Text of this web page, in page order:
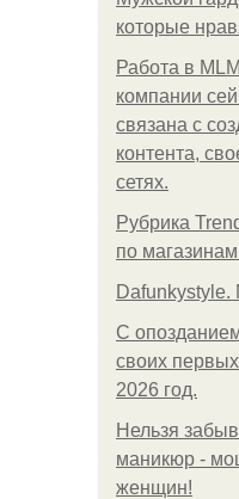
которые
Работа в
компании
связана с
контента,
сетях.
Рубрика
по
Dafunkystyle.
С
своих
2026 год.
Нельзя
маникюр -
женщин!